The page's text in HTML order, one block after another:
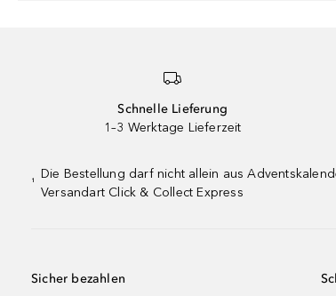
Schnelle Lieferung
1–3 Werktage Lieferzeit
¹
Die Bestellung darf nicht allein aus
Versandart Click & Collect Express
Sicher bezahlen